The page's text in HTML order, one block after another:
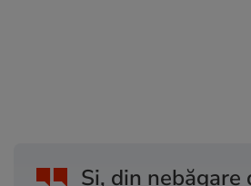
Și, din nebăgare